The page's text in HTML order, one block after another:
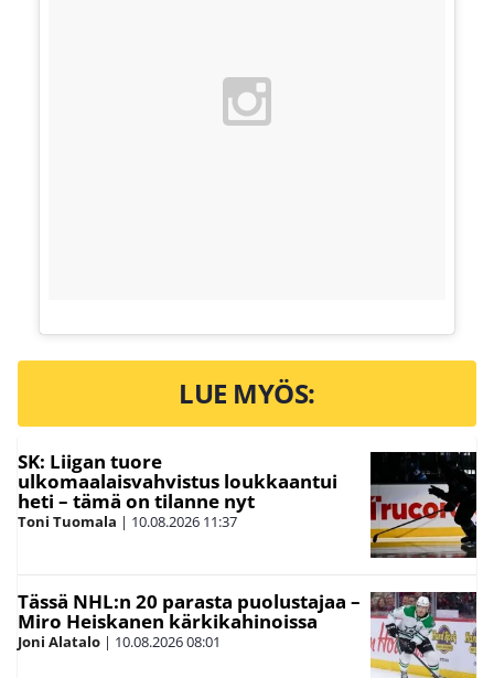
LUE MYÖS:
SK: Liigan tuore
ulkomaalaisvahvistus loukkaantui
heti – tämä on tilanne nyt
Toni Tuomala | 10.08.2026 11:37
Tässä NHL:n 20 parasta puolustajaa –
Miro Heiskanen kärkikahinoissa
Joni Alatalo | 10.08.202608:01